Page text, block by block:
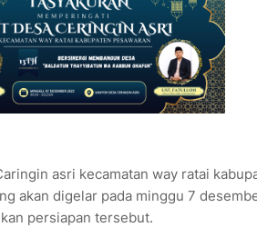
asri kecamatan way ratai
akan digelar pada minggu 7
persiapan tersebut.